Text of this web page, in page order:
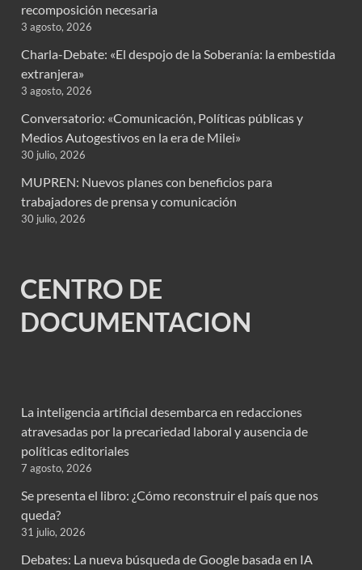
recomposición necesaria
3 agosto, 2026
Charla-Debate: «El despojo de la Soberanía: la embestida
extranjera»
3 agosto, 2026
Conversatorio: «Comunicación, Políticas públicas y
Medios Autogestivos en la era de Milei»
30 julio, 2026
MUPREN: Nuevos planes con beneficios para
trabajadores de prensa y comunicación
30 julio, 2026
CENTRO DE
DOCUMENTACION
La inteligencia artificial desembarca en redacciones
atravesadas por la precariedad laboral y ausencia de
políticas editoriales
7 agosto, 2026
Se presenta el libro: ¿Cómo reconstruir el país que nos
queda?
31 julio, 2026
Debates: La nueva búsqueda de Google basada en IA